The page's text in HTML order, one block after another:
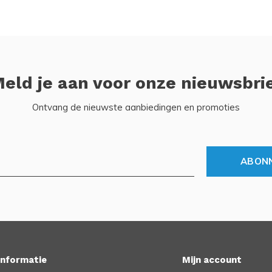
je aan voor onze
Ontvang de nieuwste aanbiedingen en promoties
Mijn account